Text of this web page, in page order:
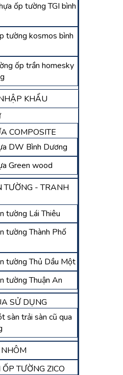
ốp tường TGI bình
tường kosmos bình
ốp trần homesky
KHẨU
COMPOSITE
DW Bình Dương
Green wood
TƯỜNG - TRANH
tường Lái Thiêu
tường Thành Phố
tường Thủ Dầu Một
tường Thuận An
SỬ DỤNG
sàn trải sàn cũ qua
TƯỜNG ZICO